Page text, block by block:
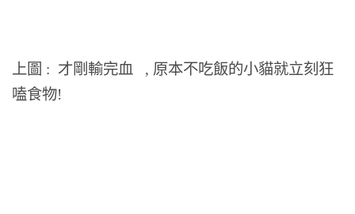
上圖 : 才剛輸完血 , 原本不吃飯的小貓就立刻狂
嗑食物!